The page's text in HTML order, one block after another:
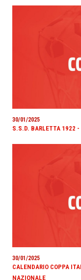
30/01/2025
S.S.D. BARLETTA 1922
30/01/2025
CALENDARIO COPPA
NAZIONALE